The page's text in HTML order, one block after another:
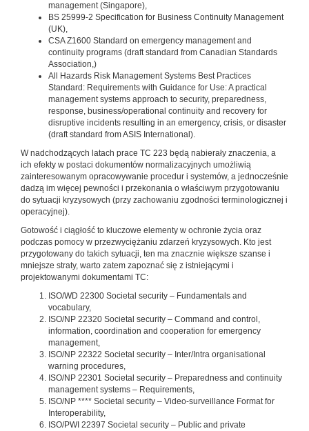
management (Singapore),
BS 25999-2 Specification for Business Continuity Management
(UK),
CSA Z1600 Standard on emergency management and
continuity programs (draft standard from Canadian Standards
Association,)
All Hazards Risk Management Systems Best Practices
Standard: Requirements with Guidance for Use: A practical
management systems approach to security, preparedness,
response, business/operational continuity and recovery for
disruptive incidents resulting in an emergency, crisis, or disaster
(draft standard from ASIS International).
W nadchodzących latach prace TC 223 będą nabierały znaczenia, a
ich efekty w postaci dokumentów normalizacyjnych umożliwią
zainteresowanym opracowywanie procedur i systemów, a jednocześnie
dadzą im więcej pewności i przekonania o właściwym przygotowaniu
do sytuacji kryzysowych (przy zachowaniu zgodności terminologicznej i
operacyjnej).
Gotowość i ciągłość to kluczowe elementy w ochronie życia oraz
podczas pomocy w przezwyciężaniu zdarzeń kryzysowych. Kto jest
przygotowany do takich sytuacji, ten ma znacznie większe szanse i
mniejsze straty, warto zatem zapoznać się z istniejącymi i
projektowanymi dokumentami TC:
ISO/WD 22300 Societal security – Fundamentals and
vocabulary,
ISO/NP 22320 Societal security – Command and control,
information, coordination and cooperation for emergency
management,
ISO/NP 22322 Societal security – Inter/Intra organisational
warning procedures,
ISO/NP 22301 Societal security – Preparedness and continuity
management systems – Requirements,
ISO/NP **** Societal security – Video-surveillance Format for
Interoperability,
ISO/PWI 22397 Societal security – Public and private